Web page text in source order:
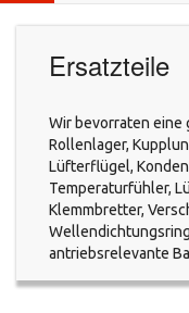
Ersatzteile
Wir bevorraten eine
Rollenlager,
Lüfterflügel,
Temperaturfühler,
Klemmbretter,
antriebsrelevante